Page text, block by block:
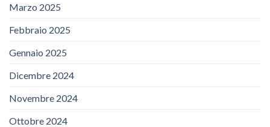
Marzo 2025
Febbraio 2025
Gennaio 2025
Dicembre 2024
Novembre 2024
Ottobre 2024